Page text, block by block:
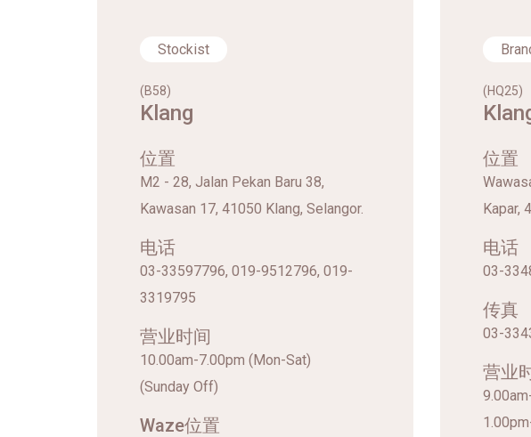
Stockist
(B58)
Klang
位置
M2 - 28, Jalan Pekan Baru 38,
Kawasan 17, 41050 Klang, Selangor.
电话
03-33597796, 019-9512796, 019-
3319795
营业时间
10.00am-7.00pm (Mon-Sat)
(Sunday Off)
Waze位置
(HQ25)
位置
Kapar,
电话
03-
传真
03-
营业